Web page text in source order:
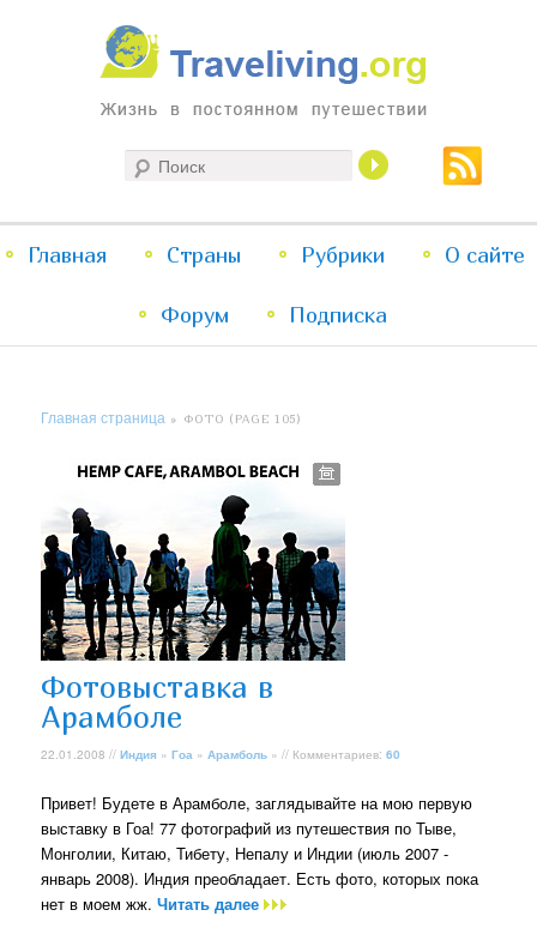
Traveliving
Жизнь в постоянном путешествии
меню
Перейти
к
Перейти
к
Главная Страны Рубрики О сайте
Форум Подписка
Главная страница » ФОТО (PAGE 105)
Фотовыставка в
Арамболе
22.01.2008 //Индия »Гоа »Арамболь » // Комментариев:60
Привет! Будете в Арамболе, заглядывайте на мою первую
выставку в Гоа! 77 фотографий из путешествия по Тыве,
Монголии, Китаю, Тибету, Непалу и Индии (июль 2007 -
январь 2008). Индия преобладает. Есть фото, которых пока
нет в моем жж.Читать далее